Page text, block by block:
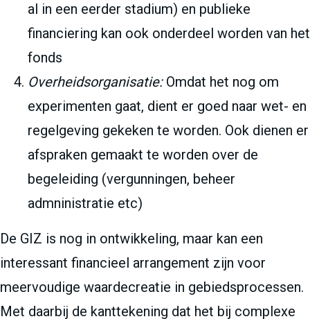
al in een eerder stadium) en publieke
financiering kan ook onderdeel worden van het
fonds
Overheidsorganisatie: Omdat het nog om
experimenten gaat, dient er goed naar wet- en
regelgeving gekeken te worden. Ook dienen er
afspraken gemaakt te worden over de
begeleiding (vergunningen, beheer
admninistratie etc)
De GIZ is nog in ontwikkeling, maar kan een
interessant financieel arrangement zijn voor
meervoudige waardecreatie in gebiedsprocessen.
Met daarbij de kanttekening dat het bij complexe